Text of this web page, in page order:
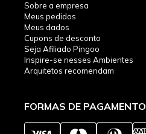
Sobre a empresa
Meus pedidos
Meus dados
Cupons de desconto
Seja Afiliado Pingoo
Inspire-se nesses Ambientes
Arquitetos recomendam
FORMAS DE PAGAMENTO